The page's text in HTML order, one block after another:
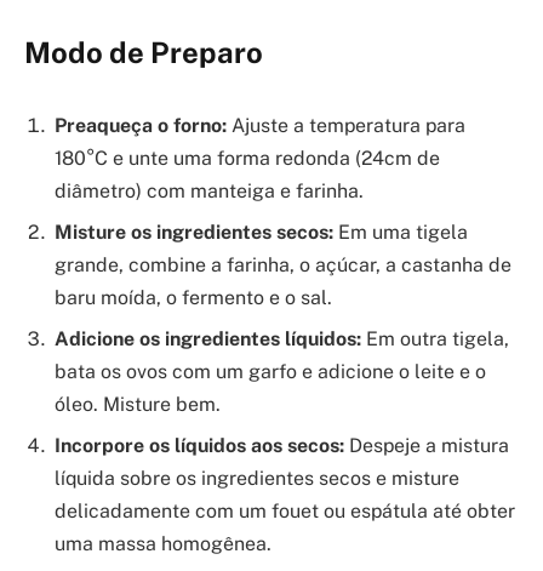
Modo de Preparo
Preaqueça o forno: Ajuste a temperatura para
180°C e unte uma forma redonda (24cm de
diâmetro) com manteiga e farinha.
Misture os ingredientes secos: Em uma tigela
grande, combine a farinha, o açúcar, a castanha de
baru moída, o fermento e o sal.
Adicione os ingredientes líquidos: Em outra tigela,
bata os ovos com um garfo e adicione o leite e o
óleo. Misture bem.
Incorpore os líquidos aos secos: Despeje a mistura
líquida sobre os ingredientes secos e misture
delicadamente com um fouet ou espátula até obter
uma massa homogênea.